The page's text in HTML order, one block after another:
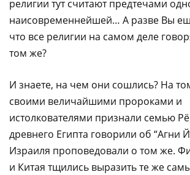
религии тут считают предтечами
наисовременнейшей… А разве Вы
что все религии на самом деле
том же?
И знаете, на чем они сошлись? На
своими величайшими пророками и
истолкователями признали семью
древнего Египта говорили об “Агни
Израиля проповедовали о том же.
и Китая тщились выразить те же